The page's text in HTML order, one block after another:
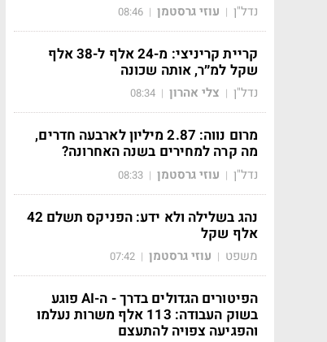
נדל"ן | עוזי גרסטמן |
08:46
קריית קריניצי: מ-24 אלף ל-38 אלף
שקל למ״ר, אותה שכונה
נדל"ן | צלי אהרון |
08:34
מרום נווה: 2.87 מיליון לארבעה חדרים,
מה קרה למחירים בשנה האחרונה?
נדל"ן | עוזי גרסטמן |
08:33
נהג בשלילה ולא ידע: הפניקס תשלם 42
אלף שקל
משפט | עוזי גרסטמן |
07:42
הפיטורים הגדולים בדרך - ה-AI פוגע
בשוק העבודה: 113 אלף משרות נעלמו
והפגיעה צפויה להתעצם